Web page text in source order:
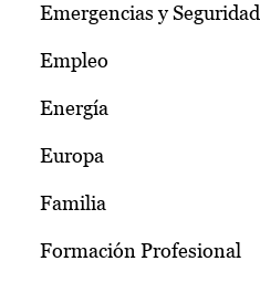
Emergencias y Seguridad
Empleo
Energía
Europa
Familia
Formación Profesional